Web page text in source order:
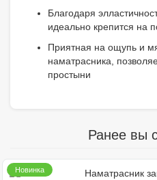
Благодаря
идеально крепится на
Приятная на ощупь и
наматрасника,
простыни
Ранее вы
Новинка Наматрасник